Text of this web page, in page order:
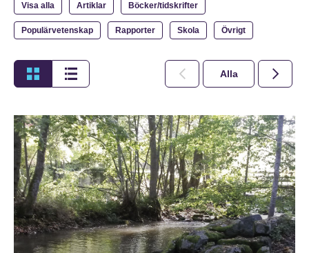
Visa alla Artiklar Böcker/tidskrifter
Populärvetenskap Rapporter Skola Övrigt
Alla 2026